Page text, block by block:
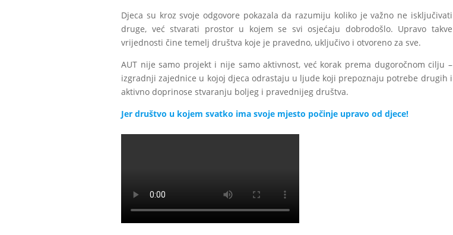
Djeca su kroz svoje odgovore pokazala da razumiju koliko je važno ne isključivati
druge, već stvarati prostor u kojem se svi osjećaju dobrodošlo. Upravo takve
vrijednosti čine temelj društva koje je pravedno, uključivo i otvoreno za sve.
AUT nije samo projekt i nije samo aktivnost, već korak prema dugoročnom cilju –
izgradnji zajednice u kojoj djeca odrastaju u ljude koji prepoznaju potrebe drugih i
aktivno doprinose stvaranju boljeg i pravednijeg društva.
Jer društvo u kojem svatko ima svoje mjesto počinje upravo od djece!